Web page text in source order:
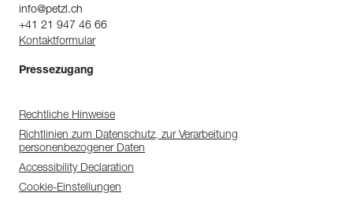
info@petzl.ch
+41 21 947 46 66
Kontaktformular
Pressezugang
Rechtliche Hinweise
Richtlinien zum Datenschutz, zur Verarbeitung
personenbezogener Daten
Accessibility Declaration
Cookie-Einstellungen